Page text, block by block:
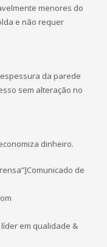
menores do
e não requer
da parede
sem alteração no
dinheiro.
de
em qualidade &